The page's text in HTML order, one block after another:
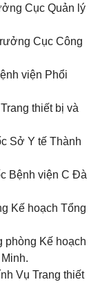
Cục Quản lý
Cục Công
viện Phổi
thiết bị và
Sở Y tế Thành
Bệnh viện C Đà
Kế hoạch Tổng
phòng Kế hoạch
Vụ Trang thiết